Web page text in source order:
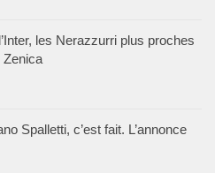
les Nerazzurri plus proches
Zenica
Spalletti, c’est fait. L’annonce